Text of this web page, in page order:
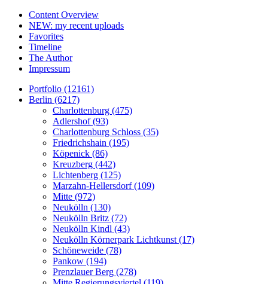
Content Overview
NEW: my recent uploads
Favorites
Timeline
The Author
Impressum
Portfolio (12161)
Berlin (6217)
Charlottenburg (475)
Adlershof (93)
Charlottenburg Schloss (35)
Friedrichshain (195)
Köpenick (86)
Kreuzberg (442)
Lichtenberg (125)
Marzahn-Hellersdorf (109)
Mitte (972)
Neukölln (130)
Neukölln Britz (72)
Neukölln Kindl (43)
Neukölln Körnerpark Lichtkunst (17)
Schöneweide (78)
Pankow (194)
Prenzlauer Berg (278)